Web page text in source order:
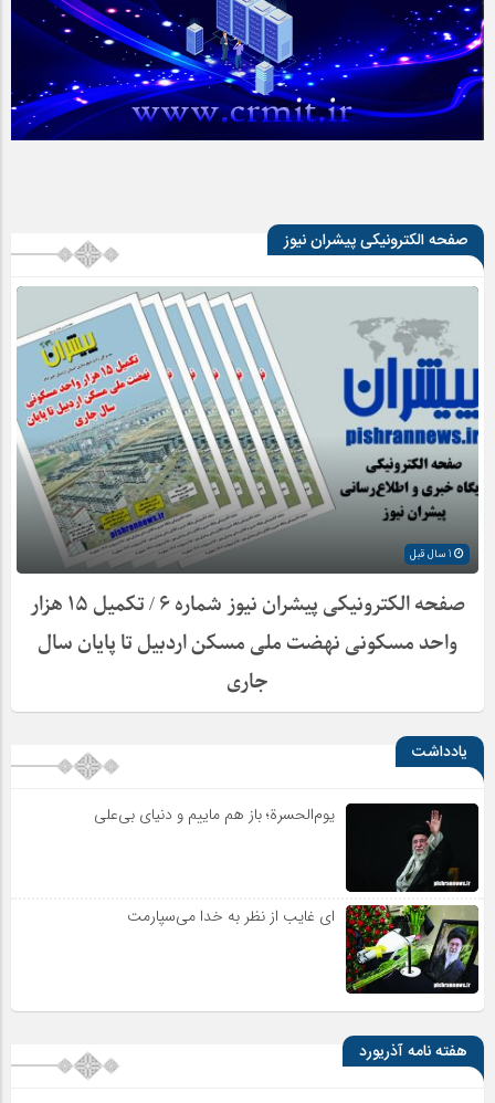
صفحه الکترونیکی پیشران نیوز
صفحه الکترونیکی پیشران نیوز شماره ۶ / تکمیل ۱۵ هزار
واحد مسکونی نهضت ملی مسکن اردبیل تا پایان سال
جاری
یادداشت
یوم‌الحسرة؛ باز هم ماییم و دنیای بی‌علی
ای غایب از نظر به خدا می‌سپارمت
هفته نامه آذریورد